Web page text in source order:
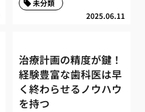
2025.06.11
未分類
治療計画の精度が鍵！
経験豊富な歯科医は早
く終わらせるノウハウ
を持つ